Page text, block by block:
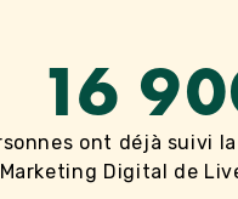
16
ont déjà suivi
Marketing Digital de